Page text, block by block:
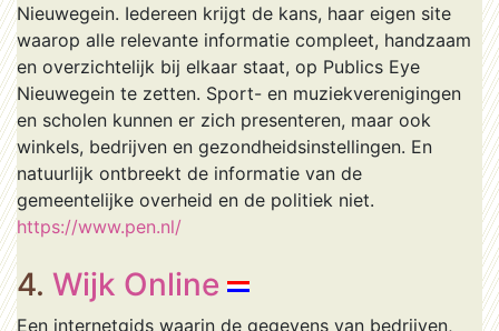
Nieuwegein. Iedereen krijgt de kans, haar eigen site
waarop alle relevante informatie compleet, handzaam
en overzichtelijk bij elkaar staat, op Publics Eye
Nieuwegein te zetten. Sport- en muziekverenigingen
en scholen kunnen er zich presenteren, maar ook
winkels, bedrijven en gezondheidsinstellingen. En
natuurlijk ontbreekt de informatie van de
gemeentelijke overheid en de politiek niet.
https://www.pen.nl/
4. Wijk Online
Een internetgids waarin de gegevens van bedrijven,